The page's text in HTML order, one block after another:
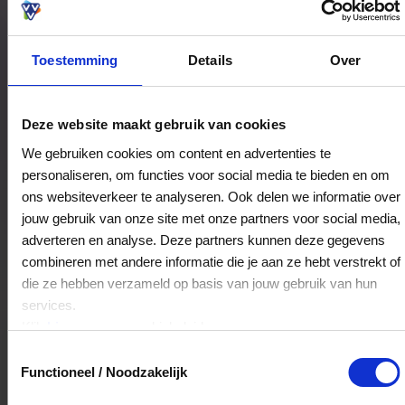
Toestemming Details Over
Deze website maakt gebruik van cookies
We gebruiken cookies om content en advertenties te
personaliseren, om functies voor social media te bieden en om
ons websiteverkeer te analyseren. Ook delen we informatie over
jouw gebruik van onze site met onze partners voor social media,
adverteren en analyse. Deze partners kunnen deze gegevens
combineren met andere informatie die je aan ze hebt verstrekt of
die ze hebben verzameld op basis van jouw gebruik van hun
services.
Klikhiervoor ons cookiebeleid.
Functioneel / Noodzakelijk
Bestedingslocaties
't Edelhert
Nunspeterweg 15
8075AA Elspeet
Veelgestelde Vragen
Ja, je mag het saldo van je VVV